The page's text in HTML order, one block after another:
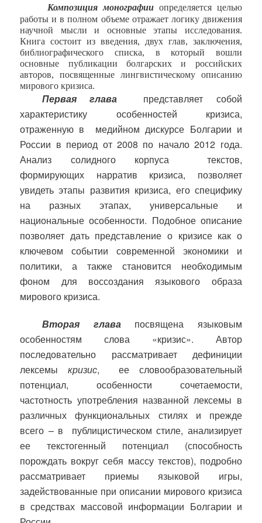
Композиция монографииопределяется целью
работы и в полном объеме отражает логику движения
научной мысли и основные этапы исследования.
Книга состоит из введения, двух глав, заключения,
библиографического списка, в который вошли
основные публикации болгарских и российских
авторов, посвященные лингвистическому описанию
мирового кризиса.
Первая глава
представляет собой
характеристику
особенностей
кризиса,
отраженную в
медийном дискурсе Болгарии и
России в период от 2008 по начало 2012 года.
Анализ солидного корпуса
текстов,
формирующих нарратив кризиса, позволяет
увидеть этапы развития кризиса, его специфику
на разных этапах, универсальные и
национальные особенности. Подобное описание
позволяет дать представление о кризисе как о
ключевом событии современной экономики и
политики, а также становится необходимым
фоном для воссоздания языкового образа
мирового кризиса.
Вторая главапосвящена языковым
особенностям слова «кризис». Автор
последовательно рассматривает дефиниции
лексемы кризис,
ее словообразовательный
потенциал, особенности сочетаемости,
частотность употребления названной лексемы в
различных функциональных стилях и прежде
всего – в
публицистическом стиле, анализирует
ее текстогенный потенциал (способность
порождать вокруг себя массу текстов), подробно
рассматривает приемы языковой игры,
задействованные при описании мирового кризиса
в средствах массовой информации Болгарии и